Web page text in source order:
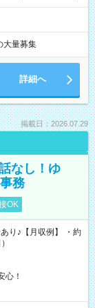
大量募集
詳細へ
掲載日：2026.07.29
なし！ゆ
務
OK
り♪【月収例】 ・約
！